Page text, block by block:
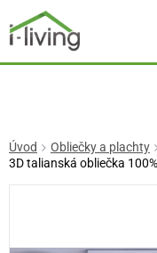
Úvod Obliečky a plachty
3D talianská obliečka